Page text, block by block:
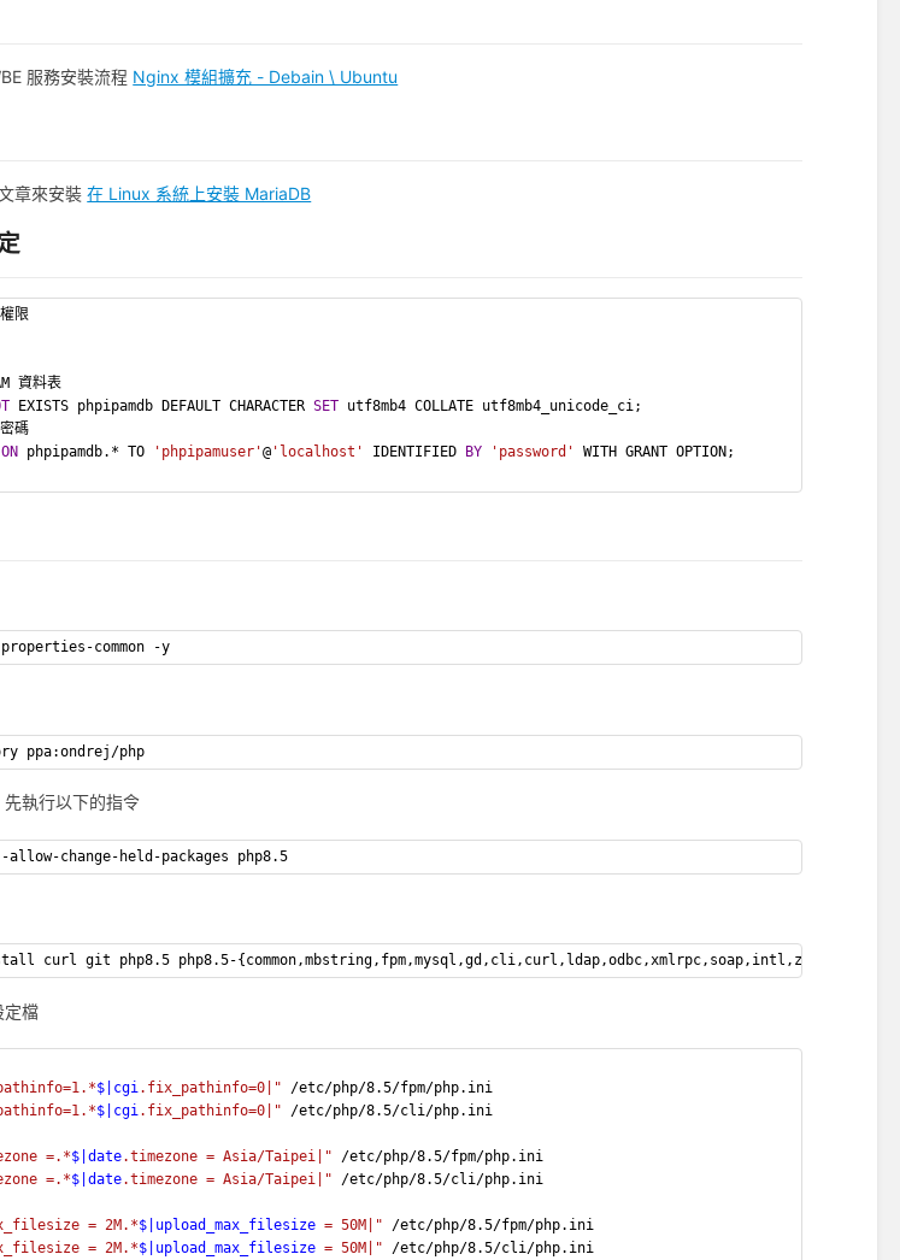
服務安裝流程 Nginx 模組擴充 - Debain \ Ubuntu
章來安裝在 Linux 系統上安裝 MariaDB
限
資料表
EXISTS phpipamdb DEFAULT CHARACTER SET utf8mb4 COLLATE utf8mb4_unicode_ci;
碼
ON phpipamdb.* TO 'phpipamuser'@ 'localhost' IDENTIFIED BY 'password'
WITH GRANT OPTION;
common -y
ppa:ondrej/php
執行以下的指令
change-held-packages php8.5
curl git php8.5 php8.5-
定檔
$|cgi.fix_pathinfo=0|" /etc/php/8.5/fpm/php.ini
$|cgi.fix_pathinfo=0|" /etc/php/8.5/cli/php.ini
=.*$|date.timezone = Asia/Taipei|" /etc/php/8.5/fpm/php.ini
=.*$|date.timezone = Asia/Taipei|" /etc/php/8.5/cli/php.ini
= 2M.*$|upload_max_filesize = 50M|" /etc/php/8.5/fpm/php.ini
= 2M.*$|upload_max_filesize = 50M|" /etc/php/8.5/cli/php.ini